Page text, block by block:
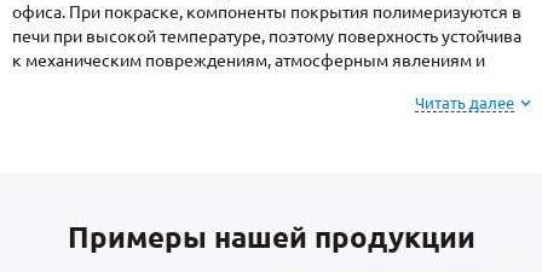
офиса. При покраске, компоненты покрытия полимеризуются в
печи при высокой температуре, поэтому поверхность устойчива
к механическим повреждениям, атмосферным явлениям и
образцов у мастера по замерам.
Читать далее
Примеры нашей продукции